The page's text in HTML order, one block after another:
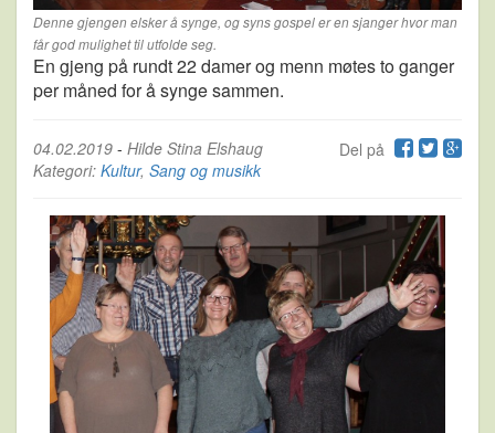
Denne gjengen elsker å synge, og syns gospel er en sjanger hvor man
får god mulighet til utfolde seg.
En gjeng på rundt 22 damer og menn møtes to ganger
per måned for å synge sammen.
Del på
04.02.2019 - Hilde Stina Elshaug
Kategori: Kultur, Sang og musikk